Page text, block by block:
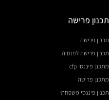
תכנון פרישה
תכנון פרישה
תכנון פרישה לפנסיה
מתכנן פיננסי cfp
מתכנן פרישה
תכנון פיננסי משפחתי